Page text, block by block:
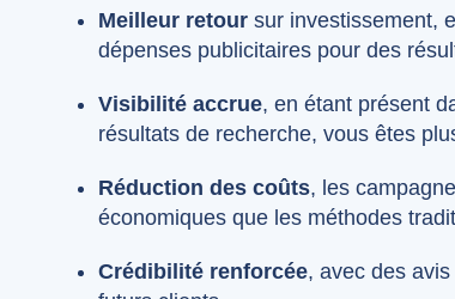
Meilleur retour sur investissement,
dépenses publicitaires pour des
Visibilité accrue, en étant présent
résultats de recherche, vous êtes
Réduction des coûts, les
économiques que les méthodes
Crédibilité renforcée, avec des